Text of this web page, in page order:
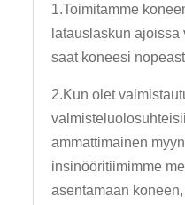
1.Toimitamme
latauslaskun ajoissa
saat koneesi
2.Kun olet
ammattimainen
insinööritiimimme
asentamaan